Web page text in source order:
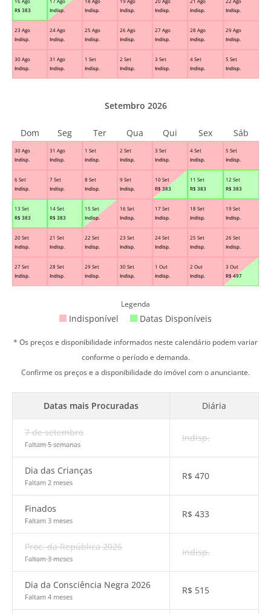
R$ 383
Indisp.
Indisp.
Indisp.
Indisp.
Indisp.
Indisp.
23 Ago
Indisp.
24 Ago
Indisp.
25 Ago
Indisp.
26 Ago
Indisp.
27 Ago
Indisp.
28 Ago
Indisp.
29 Ago
Indisp.
30 Ago
Indisp.
31 Ago
Indisp.
1 Set
Indisp.
2 Set
Indisp.
3 Set
Indisp.
4 Set
Indisp.
5 Set
Indisp.
30 Ago
Indisp.
31 Ago
Indisp.
1 Set
Indisp.
2 Set
Indisp.
3 Set
Indisp.
4 Set
Indisp.
5 Set
Indisp.
6 Set
Indisp.
7 Set
Indisp.
8 Set
Indisp.
9 Set
Indisp.
10 Set
R$ 383
11 Set
R$ 383
12 Set
R$ 383
13 Set
R$ 383
14 Set
R$ 383
15 Set
Indisp.
16 Set
Indisp.
17 Set
Indisp.
18 Set
Indisp.
19 Set
Indisp.
20 Set
Indisp.
21 Set
Indisp.
22 Set
Indisp.
23 Set
Indisp.
24 Set
Indisp.
25 Set
Indisp.
26 Set
Indisp.
27 Set
Indisp.
28 Set
Indisp.
29 Set
Indisp.
30 Set
Indisp.
1 Out
Indisp.
2 Out
Indisp.
3 Out
R$ 497
Setembro 2026
Dom Seg Ter Qua Qui Sex Sáb
Legenda
Indisponível Datas Disponíveis
* Os preços e disponibilidade informados neste calendário podem variar
conforme o período e demanda.
Confirme os preços e a disponibilidade do imóvel com o anunciante.
Datas mais Procuradas Diária
7 de setembro
Faltam 5 semanas
Indisp.
Dia das Crianças
Faltam 2 meses
R$ 470
Finados
Faltam 3 meses
R$ 433
Proc. da República 2026
Faltam 3 meses
Indisp.
Dia da Consciência Negra 2026
Faltam 4 meses
R$ 515